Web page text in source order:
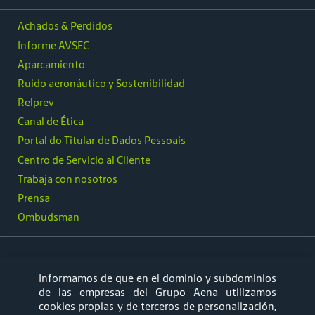
Ombudsman
Achados & Perdidos
Informe AVSEC
Aparcamiento
Ruido aeronáutico y Sostenibilidad
Relprev
Canal de Ética
Portal do Titular de Dados Pessoais
Centro de Servicio al Cliente
Trabaja con nosotros
Prensa
síguenos
Informamos de que en el dominio y subdominios
de las empresas del Grupo Aena utilizamos
cookies propias y de terceros de personalización,